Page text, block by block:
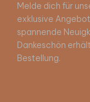
Melde dich für
exklusive
spannende
Dankeschön
Bestellung.